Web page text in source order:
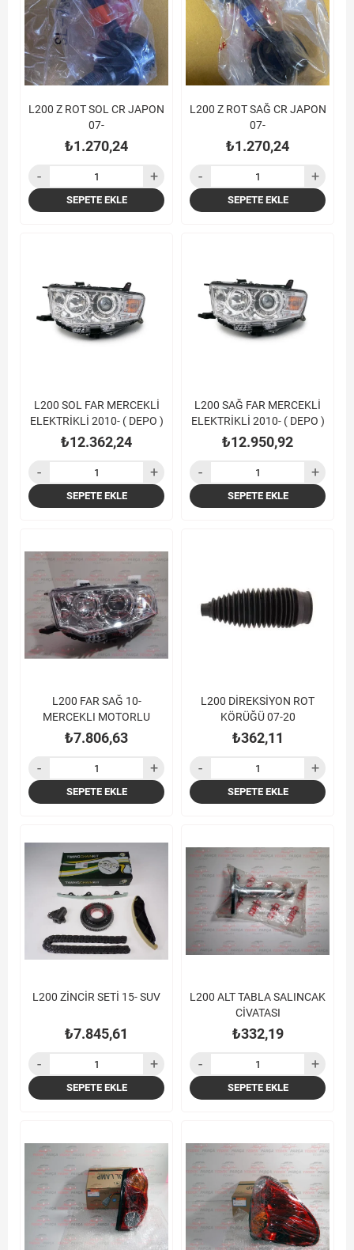
L200 Z ROT SOL CR JAPON
07-
₺1.270,24
SEPETE EKLE
L200 Z ROT SAĞ CR JAPON
07-
₺1.270,24
SEPETE EKLE
L200 SOL FAR MERCEKLİ
ELEKTRİKLİ 2010- ( DEPO )
₺12.362,24
SEPETE EKLE
L200 SAĞ FAR MERCEKLİ
ELEKTRİKLİ 2010- ( DEPO )
₺12.950,92
SEPETE EKLE
L200 FAR SAĞ 10-
MERCEKLI MOTORLU
₺7.806,63
SEPETE EKLE
L200 DİREKSİYON ROT
KÖRÜĞÜ 07-20
₺362,11
SEPETE EKLE
L200 ZİNCİR SETİ 15- SUV
₺7.845,61
SEPETE EKLE
L200 ALT TABLA SALINCAK
CİVATASI
₺332,19
SEPETE EKLE